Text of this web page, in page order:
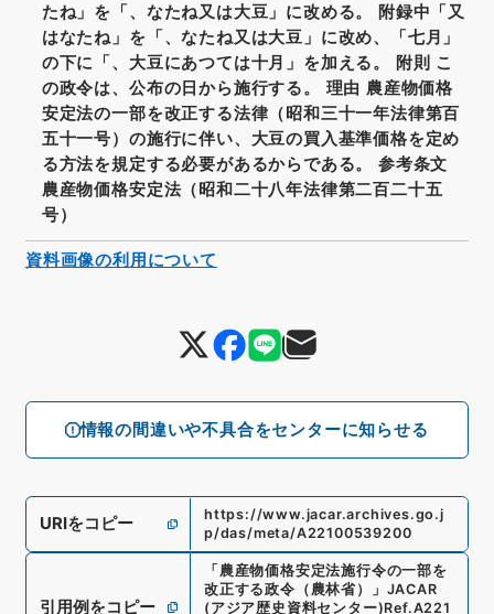
情報の間違いや不具合をセンターに知らせる
たね」を「、なたね又は大豆」に改める。 附録中「又
はなたね」を「、なたね又は大豆」に改め、「七月」
の下に「、大豆にあつては十月」を加える。 附則 こ
の政令は、公布の日から施行する。 理由 農産物価格
安定法の一部を改正する法律（昭和三十一年法律第百
五十一号）の施行に伴い、大豆の買入基準価格を定め
る方法を規定する必要があるからである。 参考条文
農産物価格安定法（昭和二十八年法律第二百二十五
号）
URIをコピー
https://www.jacar.archives.go.j
p/das/meta/A22100539200
引用例をコピー
「農産物価格安定法施行令の一部を
改正する政令（農林省）
」 JACAR
(アジア歴史資料センター)Ref.A221
資料画像の利用について